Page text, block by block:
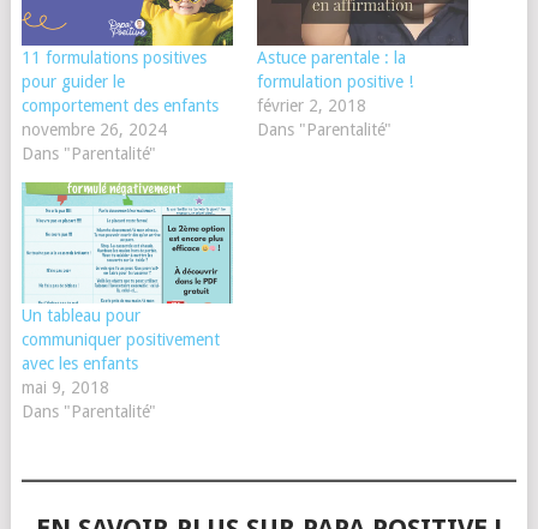
11 formulations positives
pour guider le
comportement des enfants
novembre 26, 2024
Dans "Parentalité"
Astuce parentale : la
formulation positive !
février 2, 2018
Dans "Parentalité"
Un tableau pour
communiquer positivement
avec les enfants
mai 9, 2018
Dans "Parentalité"